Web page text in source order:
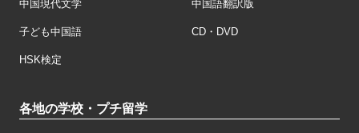
中国現代文学 中国語翻訳版
子ども中国語 CD・DVD
HSK検定
各地の学校・プチ留学